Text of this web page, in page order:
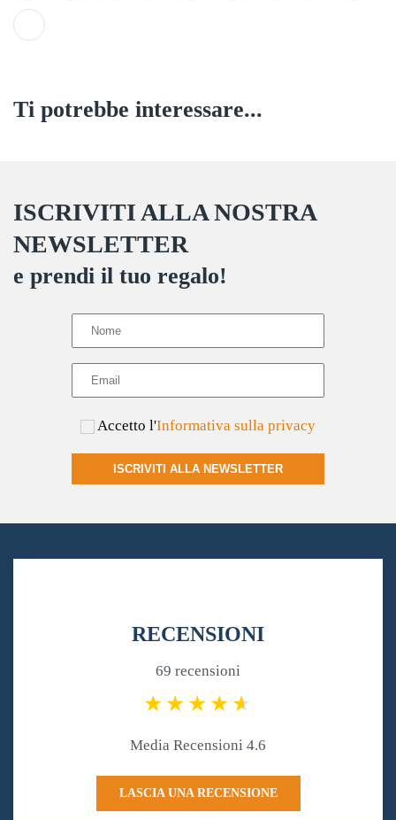
Ti potrebbe interessare...
ISCRIVITI ALLA NOSTRA
NEWSLETTER
e prendi il tuo regalo!
Accetto l'Informativa sulla privacy
ISCRIVITI ALLA NEWSLETTER
RECENSIONI
69 recensioni
Media Recensioni 4.6
LASCIA UNA RECENSIONE